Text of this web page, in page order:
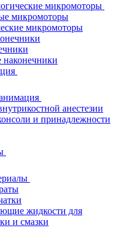
микромоторы
микромоторы
микромоторы
наконечники
анестезии
и принадлежности
жидкости для
и смазки